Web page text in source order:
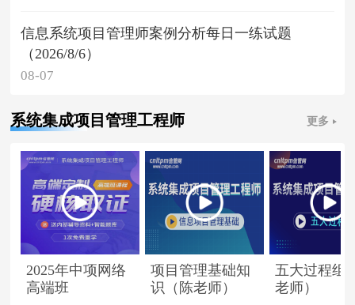
信息系统项目管理师案例分析每日一练试题
（2026/8/6）
08-07
系统集成项目管理工程师 更多
2025年中项网络
高端班
项目管理基础知
识（陈老师）
五大过程组
老师）